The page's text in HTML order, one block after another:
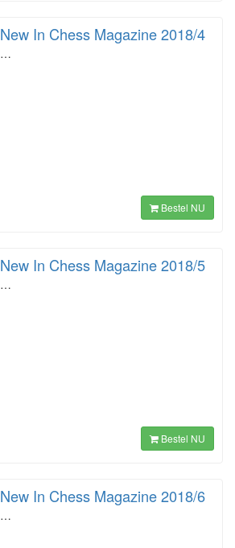
New In Chess Magazine 2018/4
…
Bestel NU
New In Chess Magazine 2018/5
…
Bestel NU
New In Chess Magazine 2018/6
…